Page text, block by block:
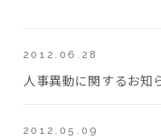
2012.06.28
人事異動に関するお知
2012.05.09